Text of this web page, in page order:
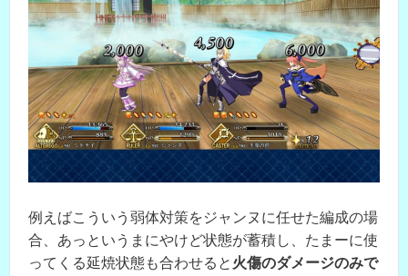
例えばこういう弱体対策をジャンヌに任せた編成の場
合、あっというまにやけど状態が蓄積し、たまーに使
ってくる延焼状態も合わせると 火傷のダメージのみで